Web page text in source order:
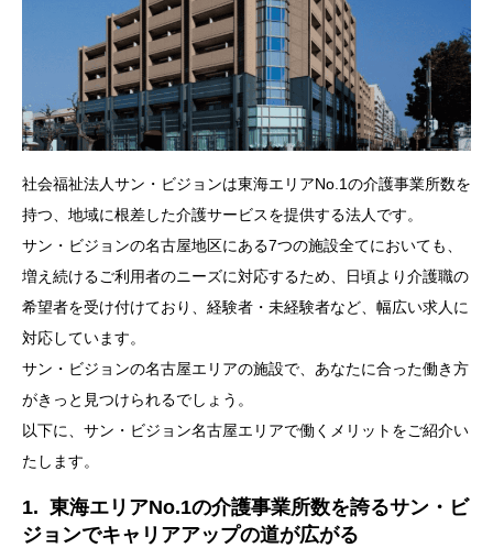
社会福祉法人サン・ビジョンは東海エリアNo.1の介護事業所数を
持つ、地域に根差した介護サービスを提供する法人です。
サン・ビジョンの名古屋地区にある7つの施設全てにおいても、
増え続けるご利用者のニーズに対応するため、日頃より介護職の
希望者を受け付けており、経験者・未経験者など、幅広い求人に
対応しています。
サン・ビジョンの名古屋エリアの施設で、あなたに合った働き方
がきっと見つけられるでしょう。
以下に、サン・ビジョン名古屋エリアで働くメリットをご紹介い
たします。
1. 東海エリアNo.1の介護事業所数を誇るサン・ビ
ジョンでキャリアアップの道が広がる